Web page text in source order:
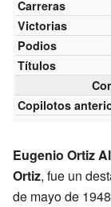
Carreras
Victorias
Podios
Títulos
Copilotos
Eugenio Ortiz
Ortiz, fue un
de mayo de